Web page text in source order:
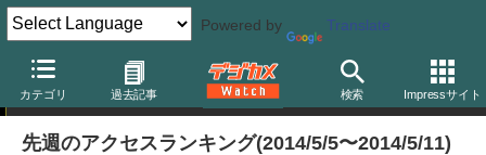
Powered by Translate
カテゴリ 過去記事 検索 Impressサイト
アクセスランキング
先週のアクセスランキング(2014/5/5〜2014/5/11)